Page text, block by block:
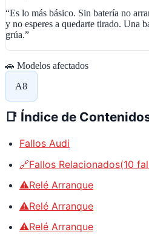
“Es lo más básico. Sin batería no
y no esperes a quedarte tirado. Una
grúa.”
🚗 Modelos afectados
A8
📑 Índice de
Fallos Audi
🔗Fallos Relacionados(10
⚠️Relé Arranque
⚠️Relé Arranque
⚠️Relé Arranque